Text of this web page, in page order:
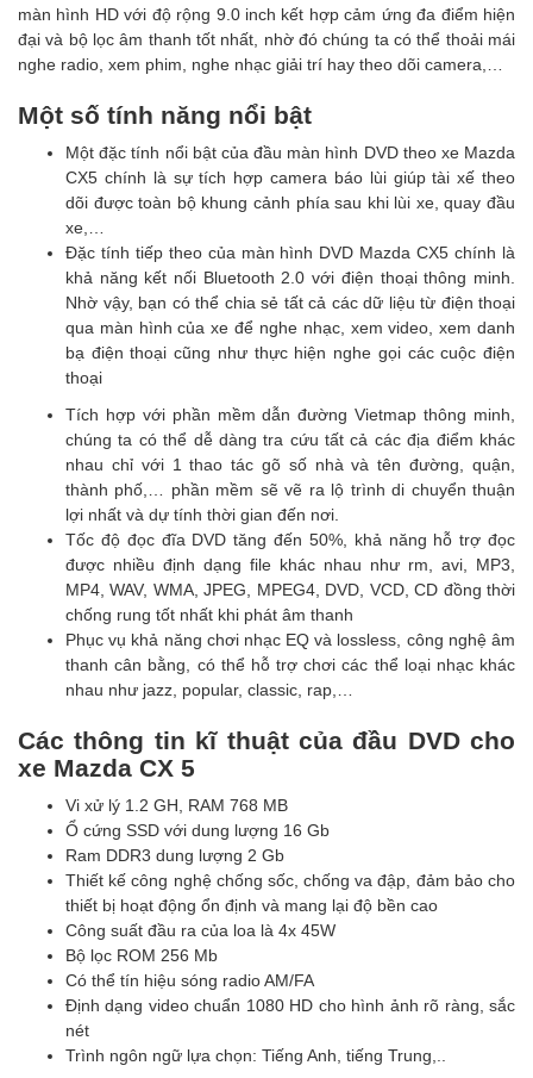
màn hình HD với độ rộng 9.0 inch kết hợp cảm ứng đa điểm hiện
đại và bộ lọc âm thanh tốt nhất, nhờ đó chúng ta có thể thoải mái
nghe radio, xem phim, nghe nhạc giải trí hay theo dõi camera,…
Một số tính năng nổi bật
Một đặc tính nổi bật của đầu màn hình DVD theo xe Mazda
CX5 chính là sự tích hợp camera báo lùi giúp tài xế theo
dõi được toàn bộ khung cảnh phía sau khi lùi xe, quay đầu
xe,…
Đặc tính tiếp theo của màn hình DVD Mazda CX5 chính là
khả năng kết nối Bluetooth 2.0 với điện thoại thông minh.
Nhờ vậy, bạn có thể chia sẻ tất cả các dữ liệu từ điện thoại
qua màn hình của xe để nghe nhạc, xem video, xem danh
bạ điện thoại cũng như thực hiện nghe gọi các cuộc điện
thoại
Tích hợp với phần mềm dẫn đường Vietmap thông minh,
chúng ta có thể dễ dàng tra cứu tất cả các địa điểm khác
nhau chỉ với 1 thao tác gõ số nhà và tên đường, quận,
thành phố,… phần mềm sẽ vẽ ra lộ trình di chuyển thuận
lợi nhất và dự tính thời gian đến nơi.
Tốc độ đọc đĩa DVD tăng đến 50%, khả năng hỗ trợ đọc
được nhiều định dạng file khác nhau như rm, avi, MP3,
MP4, WAV, WMA, JPEG, MPEG4, DVD, VCD, CD đồng thời
chống rung tốt nhất khi phát âm thanh
Phục vụ khả năng chơi nhạc EQ và lossless, công nghệ âm
thanh cân bằng, có thể hỗ trợ chơi các thể loại nhạc khác
nhau như jazz, popular, classic, rap,…
Các thông tin kĩ thuật của đầu DVD cho
xe Mazda CX 5
Vi xử lý 1.2 GH, RAM 768 MB
Ổ cứng SSD với dung lượng 16 Gb
Ram DDR3 dung lượng 2 Gb
Thiết kế công nghệ chống sốc, chống va đập, đảm bảo cho
thiết bị hoạt động ổn định và mang lại độ bền cao
Công suất đầu ra của loa là 4x 45W
Bộ lọc ROM 256 Mb
Có thể tín hiệu sóng radio AM/FA
Định dạng video chuẩn 1080 HD cho hình ảnh rõ ràng, sắc
nét
Trình ngôn ngữ lựa chọn: Tiếng Anh, tiếng Trung,..